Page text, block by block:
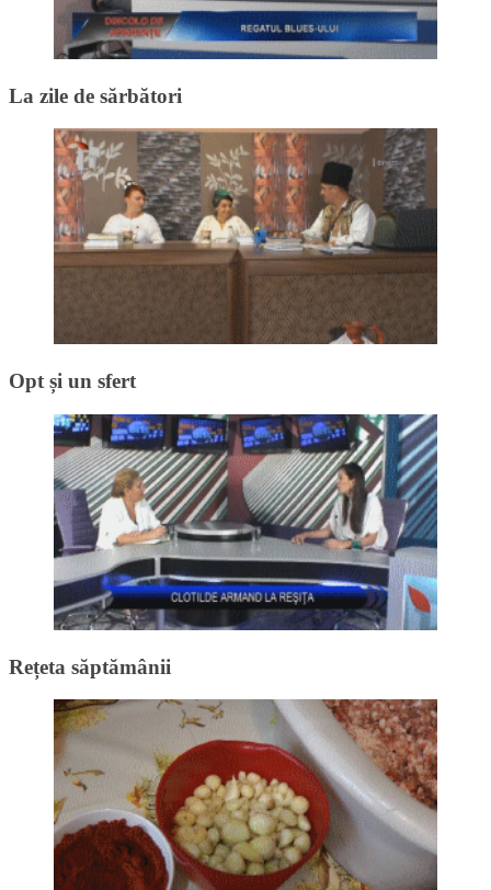
La zile de sărbători
Opt și un sfert
Rețeta săptămânii